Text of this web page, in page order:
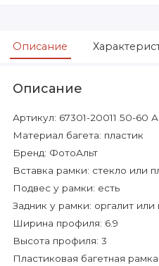
Описание
Описание
Артикул: 67301-20011 50-60
Материал багета: пластик
Бренд: ФотоАльт
Вставка рамки: стекло или
Подвес у рамки: есть
Задник у рамки: оргалит или
Ширина профиля: 6.9
Высота профиля: 3
Пластиковая багетная